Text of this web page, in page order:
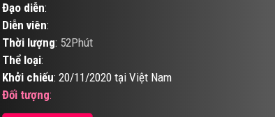
Đạo diễn:
Diễn viên:
Thời lượng: 52Phút
Thể loại:
Khởi chiếu: 20/11/2020 tại Việt Nam
Đối tượng: